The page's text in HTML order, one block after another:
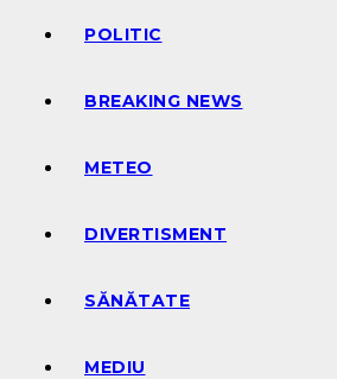
POLITIC
BREAKING NEWS
METEO
DIVERTISMENT
SĂNĂTATE
MEDIU